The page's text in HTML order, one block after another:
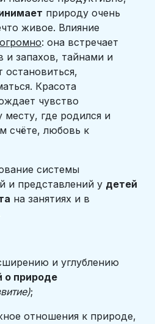
природу очень
живое. Влияние
: она встречает
запахов, тайнами и
остановиться,
Красота
чувство
месту, где родился и
счёте, любовь к
системы
и представлений у детей
на занятиях и в
и углублению
о природе
;
отношения к природе,